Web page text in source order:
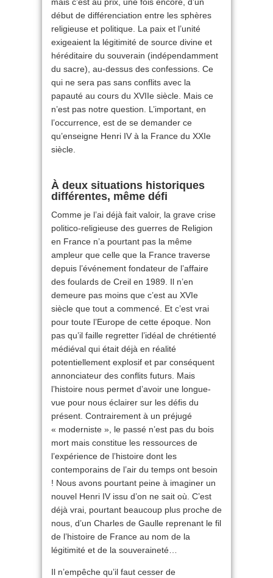
début de différenciation entre les sphères
religieuse et politique. La paix et l’unité
exigeaient la légitimité de source divine et
héréditaire du souverain (indépendamment
du sacre), au-dessus des confessions. Ce
qui ne sera pas sans conflits avec la
papauté au cours du XVIIe siècle. Mais ce
n’est pas notre question. L’important, en
l’occurrence, est de se demander ce
qu’enseigne Henri IV à la France du XXIe
siècle.
À deux situations historiques
différentes, même défi
Comme je l’ai déjà fait valoir, la grave crise
politico-religieuse des guerres de Religion
en France n’a pourtant pas la même
ampleur que celle que la France traverse
depuis l’événement fondateur de l’affaire
des foulards de Creil en 1989. Il n’en
demeure pas moins que c’est au XVIe
siècle que tout a commencé. Et c’est vrai
pour toute l’Europe de cette époque. Non
pas qu’il faille regretter l’idéal de chrétienté
médiéval qui était déjà en réalité
potentiellement explosif et par conséquent
annonciateur des conflits futurs. Mais
l’histoire nous permet d’avoir une longue-
vue pour nous éclairer sur les défis du
présent. Contrairement à un préjugé
« moderniste », le passé n’est pas du bois
mort mais constitue les ressources de
l’expérience de l’histoire dont les
contemporains de l’air du temps ont besoin
! Nous avons pourtant peine à imaginer un
nouvel Henri IV issu d’on ne sait où. C’est
déjà vrai, pourtant beaucoup plus proche de
nous, d’un Charles de Gaulle reprenant le fil
de l’histoire de France au nom de la
légitimité et de la souveraineté…
Il n’empêche qu’il faut cesser de